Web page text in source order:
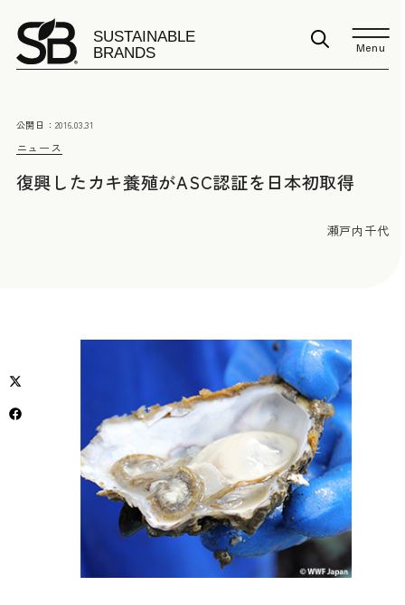
Menu
ニュース
公開日： 2016.03.31
復興したカキ養殖がASC認証を日本初取得
瀬戸内千代